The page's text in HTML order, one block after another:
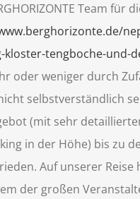
Team für
tengboche-und-
oder weniger durch
selbstverständlich
(mit sehr
in der Höhe) bis zu
Auf unserer Reise
der großen